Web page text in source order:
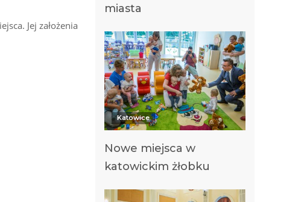
Jej założenia
miasta
Katowice
Nowe miejsca w
katowickim żłobku